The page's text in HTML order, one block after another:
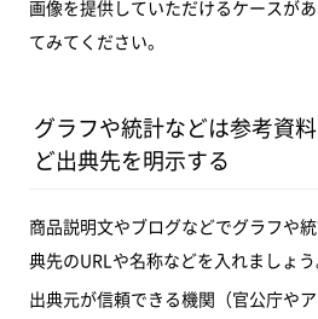
画像を提供していただけるケースが
てみてください。
グラフや統計などは参考資
ど出典先を明示する
商品説明文やブログなどでグラフや
典先のURLや名称などを入れましょう
出典元が信頼できる機関（官公庁や